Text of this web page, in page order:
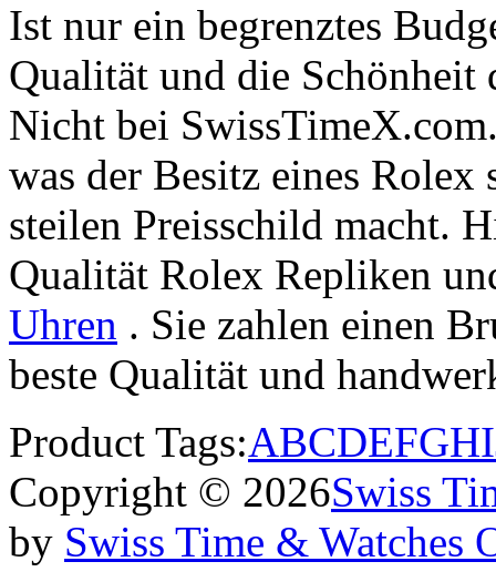
Ist nur ein begrenztes
Qualität und die Schönheit
Nicht bei
was der Besitz eines Rolex
steilen Preisschild macht.
Qualität Rolex Repliken
Uhren . Sie zahlen einen
beste Qualität und
Product Tags:ABCDEFGHI
Copyright © 2026Swiss
by Swiss Time & Watches